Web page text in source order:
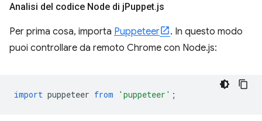
Analisi del codice Node di jPuppet.js
Per prima cosa, importa Puppeteer
. In questo modo
puoi controllare da remoto Chrome con Node.js:
import puppeteer from 'puppeteer' ;